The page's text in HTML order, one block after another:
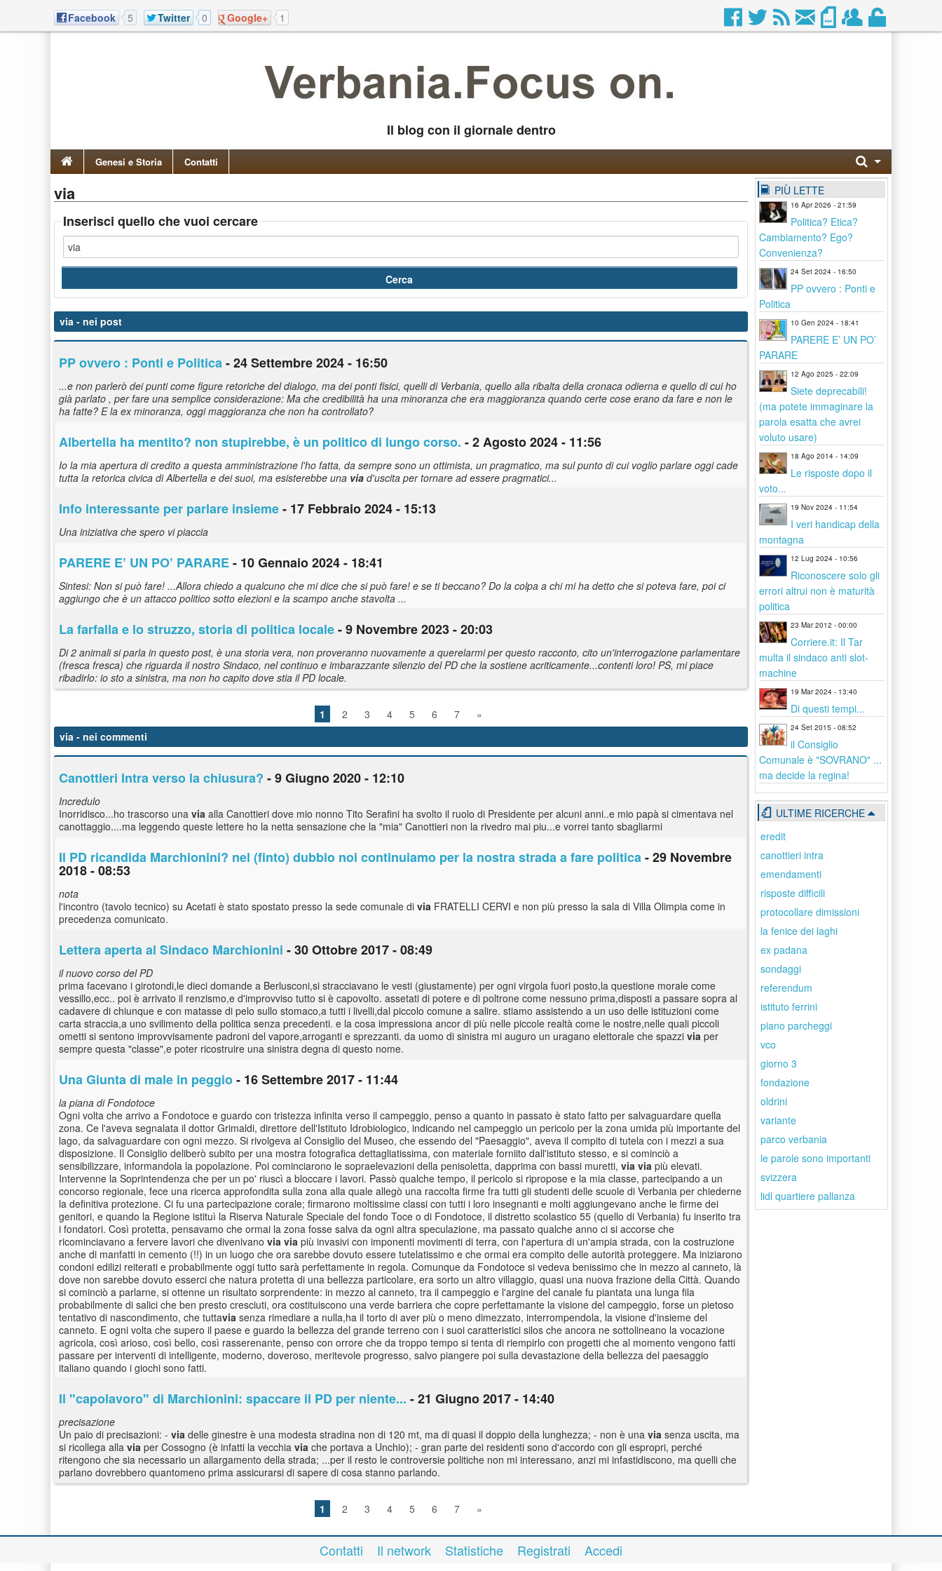
Facebook 5 Twitter 0 Google+ 1
Il blog con il giornale dentro
Genesi e Storia Contatti
via
Inserisci quello che vuoi cercare
via - nei post
PP ovvero : Ponti e Politica- 24 Settembre 2024 - 16:50
...e non parlerò dei punti come figure retoriche del dialogo, ma dei ponti fisici, quelli di Verbania, quello alla ribalta della cronaca odierna e quello di cui ho
già parlato , per fare una semplice considerazione: Ma che credibilità ha una minoranza che era maggioranza quando certe cose erano da fare e non le
ha fatte? E la ex minoranza, oggi maggioranza che non ha controllato?
Albertella ha mentito? non stupirebbe, è un politico di lungo corso. - 2 Agosto 2024 - 11:56
Io la mia apertura di credito a questa amministrazione l'ho fatta, da sempre sono un ottimista, un pragmatico, ma sul punto di cui voglio parlare oggi cade
tutta la retorica civica di Albertella e dei suoi, ma esisterebbe una via d'uscita per tornare ad essere pragmatici...
Info interessante per parlare insieme- 17 Febbraio 2024 - 15:13
Una iniziativa che spero vi piaccia
PARERE E’ UN PO’ PARARE- 10 Gennaio 2024 - 18:41
Sintesi: Non si può fare! ...Allora chiedo a qualcuno che mi dice che si può fare! e se ti beccano? Do la colpa a chi mi ha detto che si poteva fare, poi ci
aggiungo che è un attacco politico sotto elezioni e la scampo anche stavolta ...
La farfalla e lo struzzo, storia di politica locale- 9 Novembre 2023 - 20:03
Di 2 animali si parla in questo post, è una storia vera, non proveranno nuovamente a querelarmi per questo racconto, cito un'interrogazione parlamentare
(fresca fresca) che riguarda il nostro Sindaco, nel continuo e imbarazzante silenzio del PD che la sostiene acriticamente...contenti loro! PS, mi piace
ribadirlo: io sto a sinistra, ma non ho capito dove stia il PD locale.
1 2 3 4 5 6 7
»
via - nei commenti
Canottieri Intra verso la chiusura? - 9 Giugno 2020 - 12:10
Incredulo
Inorridisco...ho trascorso una via alla Canottieri dove mio nonno Tito Serafini ha svolto il ruolo di Presidente per alcuni anni..e mio papà si cimentava nel
canottaggio....ma leggendo queste lettere ho la netta sensazione che la "mia" Canottieri non la rivedro mai piu...e vorrei tanto sbagliarmi
Il PD ricandida Marchionini? nel (finto) dubbio noi continuiamo per la nostra strada a fare politica- 29 Novembre
2018 - 08:53
nota
l'incontro (tavolo tecnico) su Acetati è stato spostato presso la sede comunale di via FRATELLI CERVI e non più presso la sala di Villa Olimpia come in
precedenza comunicato.
Lettera aperta al Sindaco Marchionini - 30 Ottobre 2017 - 08:49
il nuovo corso del PD
prima facevano i girotondi,le dieci domande a Berlusconi,si stracciavano le vesti (giustamente) per ogni virgola fuori posto,la questione morale come
vessillo,ecc.. poi è arrivato il renzismo,e d'improvviso tutto si è capovolto. assetati di potere e di poltrone come nessuno prima,disposti a passare sopra al
cadavere di chiunque e con matasse di pelo sullo stomaco,a tutti i livelli,dal piccolo comune a salire. stiamo assistendo a un uso delle istituzioni come
carta straccia,a uno svilimento della politica senza precedenti. e la cosa impressiona ancor di più nelle piccole realtà come le nostre,nelle quali piccoli
ometti si sentono improvvisamente padroni del vapore,arroganti e sprezzanti. da uomo di sinistra mi auguro un uragano elettorale che spazzi via per
sempre questa "classe",e poter ricostruire una sinistra degna di questo nome.
Una Giunta di male in peggio- 16 Settembre 2017 - 11:44
la piana di Fondotoce
Ogni volta che arrivo a Fondotoce e guardo con tristezza infinita verso il campeggio, penso a quanto in passato è stato fatto per salvaguardare quella
zona. Ce l'aveva segnalata il dottor Grimaldi, direttore dell'Istituto Idrobiologico, indicando nel campeggio un pericolo per la zona umida più importante del
lago, da salvaguardare con ogni mezzo. Si rivolgeva al Consiglio del Museo, che essendo del "Paesaggio", aveva il compito di tutela con i mezzi a sua
disposizione. Il Consiglio deliberò subito per una mostra fotografica dettagliatissima, con materiale forniito dall'istituto stesso, e si cominciò a
sensibilizzare, informandola la popolazione. Poi cominciarono le sopraelevazioni della penisoletta, dapprima con bassi muretti, via via più elevati.
Intervenne la Soprintendenza che per un po' riuscì a bloccare i lavori. Passò qualche tempo, il pericolo si ripropose e la mia classe, partecipando a un
concorso regionale, fece una ricerca approfondita sulla zona alla quale allegò una raccolta firme fra tutti gli studenti delle scuole di Verbania per chiederne
la definitiva protezione. Ci fu una partecipazione corale; firmarono moltissime classi con tutti i loro insegnanti e molti aggiungevano anche le firme dei
genitori, e quando la Regione istituì la Riserva Naturale Speciale del fondo Toce o di Fondotoce, il distretto scolastico 55 (quello di Verbania) fu inserito tra
i fondatori. Così protetta, pensavamo che ormai la zona fosse salva da ogni altra speculazione, ma passato qualche anno ci si accorse che
ricominciavano a fervere lavori che divenivano via via più invasivi con imponenti movimenti di terra, con l'apertura di un'ampia strada, con la costruzione
anche di manfatti in cemento (!!) in un luogo che ora sarebbe dovuto essere tutelatissimo e che ormai era compito delle autorità proteggere. Ma iniziarono
condoni edilizi reiterati e probabilmente oggi tutto sarà perfettamente in regola. Comunque da Fondotoce si vedeva benissimo che in mezzo al canneto, là
dove non sarebbe dovuto esserci che natura protetta di una bellezza particolare, era sorto un altro villaggio, quasi una nuova frazione della Città. Quando
si cominciò a parlarne, si ottenne un risultato sorprendente: in mezzo al canneto, tra il campeggio e l'argine del canale fu piantata una lunga fila
probabilmente di salici che ben presto cresciuti, ora costituiscono una verde barriera che copre perfettamante la visione del campeggio, forse un pietoso
tentativo di nascondimento, che tuttavia senza rimediare a nulla,ha il torto di aver più o meno dimezzato, interrompendola, la visione d'insieme del
canneto. E ogni volta che supero il paese e guardo la bellezza del grande terreno con i suoi caratteristici silos che ancora ne sottolineano la vocazione
agricola, così arioso, così bello, così rasserenante, penso con orrore che da troppo tempo si tenta di riempirlo con progetti che al momento vengono fatti
passare per interventi di intelligente, moderno, doveroso, meritevole progresso, salvo piangere poi sulla devastazione della bellezza del paesaggio
italiano quando i giochi sono fatti.
Il "capolavoro" di Marchionini: spaccare il PD per niente... - 21 Giugno 2017 - 14:40
precisazione
Un paio di precisazioni: - via delle ginestre è una modesta stradina non di 120 mt, ma di quasi il doppio della lunghezza; - non è una via senza uscita, ma
si ricollega alla via per Cossogno (è infatti la vecchia via che portava a Unchio); - gran parte dei residenti sono d'accordo con gli espropri, perché
ritengono che sia necessario un allargamento della strada; ...per il resto le controversie politiche non mi interessano, anzi mi infastidiscono, ma quelli che
parlano dovrebbero quantomeno prima assicurarsi di sapere di cosa stanno parlando.
1 2 3 4 5 6 7 »
PIÙ LETTE
16 Apr 2026 - 21:59
Politica? Etica?
Cambiamento? Ego?
Convenienza?
24 Set 2024 - 16:50
PP ovvero : Ponti e
Politica
10 Gen 2024 - 18:41
PARERE E’ UN PO’
PARARE
12 Ago 2025 - 22:09
Siete deprecabili!
(ma potete immaginare la
parola esatta che avrei
voluto usare)
18 Ago 2014 - 14:09
Le risposte dopo il
voto...
19 Nov 2024 - 11:54
I veri handicap della
montagna
12 Lug 2024 - 10:56
Riconoscere solo gli
errori altrui non è maturità
politica
23 Mar 2012 - 00:00
Corriere.it: Il Tar
multa il sindaco anti slot-
machine
19 Mar 2024 - 13:40
Di questi tempi...
24 Set 2015 - 08:52
il Consiglio
Comunale è "SOVRANO" ...
ma decide la regina!
ULTIME RICERCHE
eredit
canottieri intra
emendamenti
risposte difficili
protocollare dimissioni
la fenice dei laghi
ex padana
sondaggi
referendum
istituto ferrini
piano parcheggi
vco
giorno 3
fondazione
oldrini
variante
parco verbania
le parole sono importanti
svizzera
lidl quartiere pallanza
Contatti Il network Statistiche Registrati Accedi